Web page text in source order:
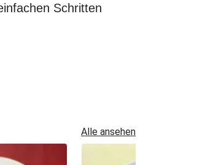
Schritten
Alle ansehen